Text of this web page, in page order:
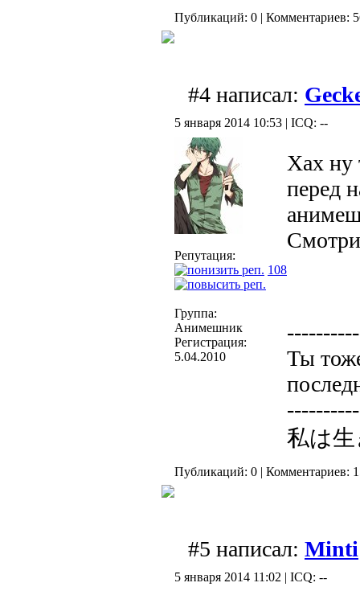
Публикаций: 0 | Комментариев:
#4 написал:
5 января 2014 10:53 | ICQ: --
Репутация:
108
Группа:
Анимешник
Регистрация:
5.04.2010
Хах ну
перед
Ты
私は
Публикаций: 0 | Комментариев:
#5 написал: Minti
5 января 2014 11:02 | ICQ: --